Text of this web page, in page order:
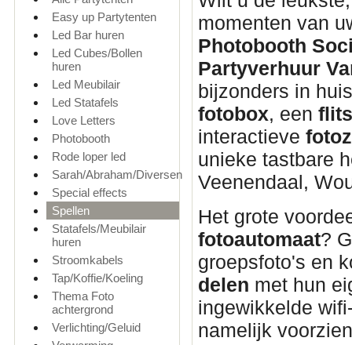
Easy up Partytenten
Led Bar huren
Led Cubes/Bollen
huren
Led Meubilair
Led Statafels
Love Letters
Photobooth
Rode loper led
Sarah/Abraham/Diversen
Special effects
Spellen
Statafels/Meubilair
huren
Stroomkabels
Tap/Koffie/Koeling
Thema Foto
achtergrond
Verlichting/Geluid
momenten van
Photobooth
Partyverhuur
bijzonders in
fotobox, een
interactieve
unieke tastbare
Veenendaal,
Het grote
fotoautomaat?
groepsfoto's en
delen met hun
ingewikkelde
namelijk